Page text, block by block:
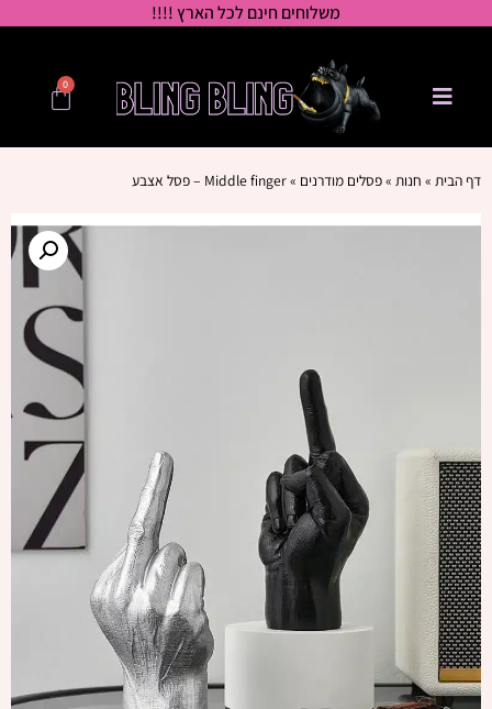
משלוחים חינם לכל הארץ !!!!
0
דף הבית » חנות »פסלים מודרנים »Middle finger – פסל אצבע